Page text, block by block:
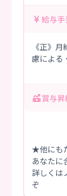
給与手
《正》
慮による
※試
賞与
★他にも
あなたに
詳しくは
ぞ